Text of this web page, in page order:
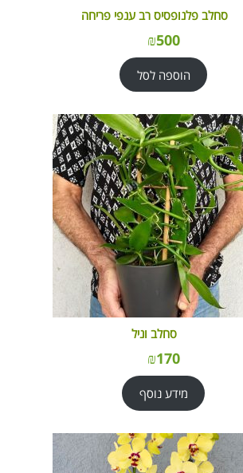
סחלב פלנופסיס רב ענפי פריחה
₪500
הוספה לסל
סחלב וניל
₪170
מידע נוסף